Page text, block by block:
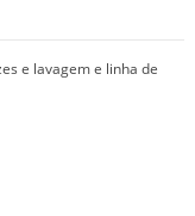
e lavagem e linha de